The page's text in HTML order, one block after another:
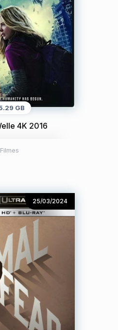
GB
4K 2016
Filmes
25/03/2024